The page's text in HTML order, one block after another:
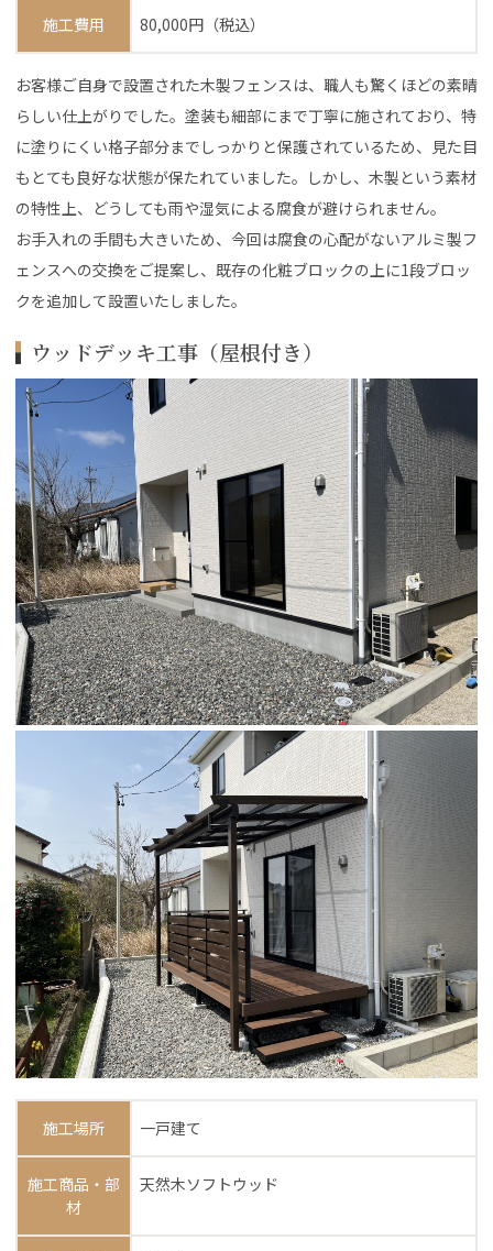
施工費用 80,000円（税込）
お客様ご自身で設置された木製フェンスは、職人も驚くほどの素晴
らしい仕上がりでした。塗装も細部にまで丁寧に施されており、特
に塗りにくい格子部分までしっかりと保護されているため、見た目
もとても良好な状態が保たれていました。しかし、木製という素材
の特性上、どうしても雨や湿気による腐食が避けられません。
お手入れの手間も大きいため、今回は腐食の心配がないアルミ製フ
ェンスへの交換をご提案し、既存の化粧ブロックの上に1段ブロッ
クを追加して設置いたしました。
ウッドデッキ工事（屋根付き）
施工場所 一戸建て
施工商品・部
材
天然木ソフトウッド